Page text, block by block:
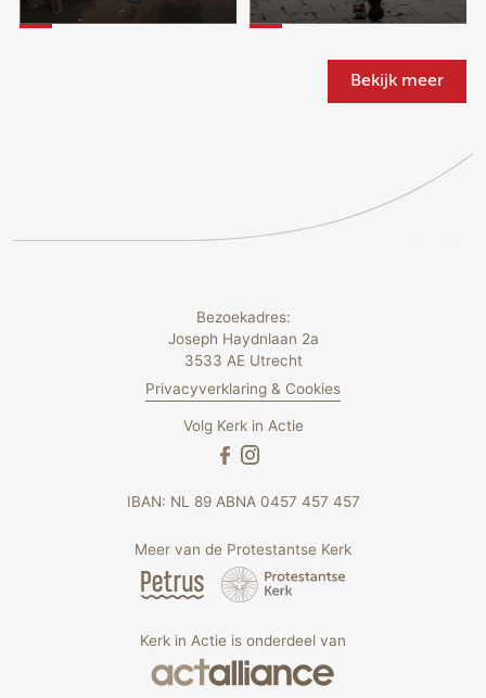
Bekijk meer
Bezoekadres:
Joseph Haydnlaan 2a
3533 AE Utrecht
Privacyverklaring & Cookies
Volg Kerk in Actie
IBAN: NL 89 ABNA 0457 457 457
Meer van de Protestantse Kerk
Kerk in Actie is onderdeel van